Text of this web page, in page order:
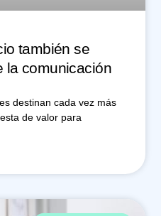
también se
la comunicación
destinan cada vez más
de valor para